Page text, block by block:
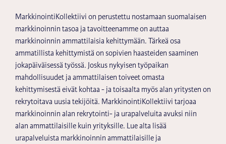
MarkkinointiKollektiivi on perustettu nostamaan suomalaisen
markkinoinnin tasoa ja tavoitteenamme on auttaa
markkinoinnin ammattilaisia kehittymään. Tärkeä osa
ammatillista kehittymistä on sopivien haasteiden saaminen
jokapäiväisessä työssä. Joskus nykyisen työpaikan
mahdollisuudet ja ammattilaisen toiveet omasta
kehittymisestä eivät kohtaa - ja toisaalta myös alan yritysten on
rekrytoitava uusia tekijöitä. MarkkinointiKollektiivi tarjoaa
markkinoinnin alan rekrytointi- ja urapalveluita avuksi niin
alan ammattilaisille kuin yrityksille. Lue alta lisää
urapalveluista markkinoinnin ammattilaisille ja